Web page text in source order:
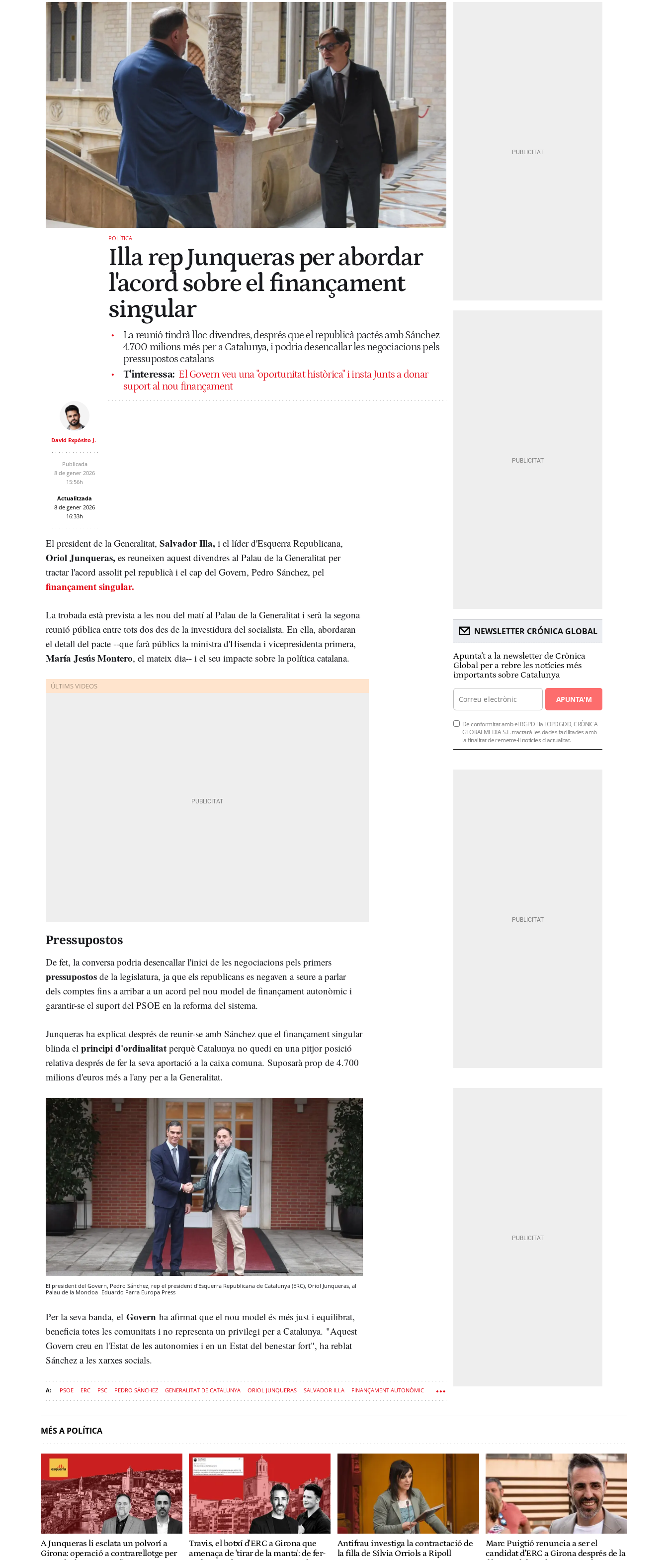
POLÍTICA
Illa rep Junqueras per abordar
l'acord sobre el finançament
singular
La reunió tindrà lloc divendres, després que el republicà pactés amb Sánchez
4.700 milions més per a Catalunya, i podria desencallar les negociacions pels
pressupostos catalans
T'interessa: El Govern veu una "oportunitat històrica" i insta Junts a donar
suport al nou finançament
David Expósito J.
Publicada
8 de gener 2026
15:56h
Actualitzada
8 de gener 2026
16:33h
El president de la Generalitat, Salvador Illa, i el líder d'Esquerra Republicana,
Oriol Junqueras, es reuneixen aquest divendres al Palau de la Generalitat per
tractar l'acord assolit pel republicà i el cap del Govern, Pedro Sánchez, pel
finançament singular.
La trobada està prevista a les nou del matí al Palau de la Generalitat i serà la segona
reunió pública entre tots dos des de la investidura del socialista. En ella, abordaran
el detall del pacte --que farà públics la ministra d'Hisenda i vicepresidenta primera,
María Jesús Montero, el mateix dia-- i el seu impacte sobre la política catalana.
Pressupostos
De fet, la conversa podria desencallar l'inici de les negociacions pels primers
pressupostos de la legislatura, ja que els republicans es negaven a seure a parlar
dels comptes fins a arribar a un acord pel nou model de finançament autonòmic i
garantir-se el suport del PSOE en la reforma del sistema.
Junqueras ha explicat després de reunir-se amb Sánchez que el finançament singular
blinda el principi d'ordinalitat perquè Catalunyano quedi en una pitjor posició
relativa després de fer la seva aportació a la caixa comuna. Suposarà prop de 4.700
milions d'euros més a l'any per a la Generalitat.
El president del Govern, Pedro Sánchez, rep el president d'Esquerra Republicana de Catalunya (ERC), Oriol Junqueras, al
Palau de la Moncloa Eduardo Parra Europa Press
Per la seva banda, el Govern ha afirmat que el nou model és més just i equilibrat,
beneficia totes les comunitats i no representa un privilegi per a Catalunya. "Aquest
Govern creu en l'Estat de les autonomies i en un Estat del benestar fort", ha reblat
Sánchez a les xarxes socials.
PSOE ERC PSC PEDRO SÁNCHEZ GENERALITAT DE CATALUNYA ORIOL JUNQUERAS SALVADOR ILLA FINANÇAMENT AUTONÒMIC
NEWSLETTER CRÓNICA GLOBAL
Apunta't a la newsletter de Crònica
Global per a rebre les notícies més
importants sobre Catalunya
APUNTA'M
De conformitat amb el RGPD i la LOPDGDD, CRÒNICA
GLOBALMEDIA S.L. tractarà les dades facilitades amb
la finalitat de remetre-li notícies d'actualitat.
MÉS A POLÍTICA
A Junqueras li esclata un polvorí a
Girona: operació a contrarellotge per
Travis, el botxí d'ERC a Girona que
amenaça de 'tirar de la manta': de fer-
Antifrau investiga la contractació de
la filla de Sílvia Orriols a Ripoll
Marc Puigtió renuncia a ser el
candidat d'ERC a Girona després de la